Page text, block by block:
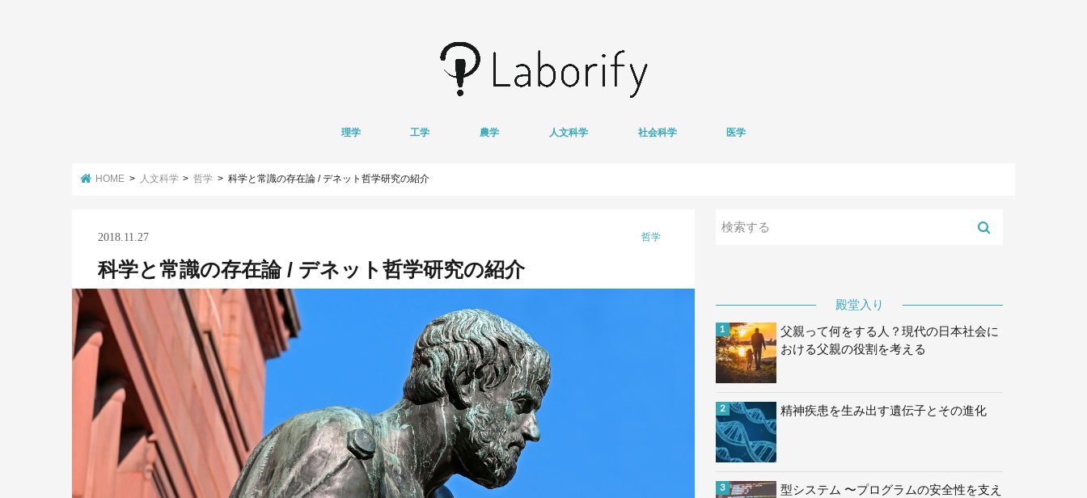
理学 工学 農学 人文科学 社会科学 医学
HOME 人文科学 哲学 科学と常識の存在論 / デネット哲学研究の紹介
哲学
2018.11.27
科学と常識の存在論 / デネット哲学研究の紹介
殿堂入り
父親って何をする人？現代の日本社会に
おける父親の役割を考える
精神疾患を生み出す遺伝子とその進化
型システム 〜プログラムの安全性を支え